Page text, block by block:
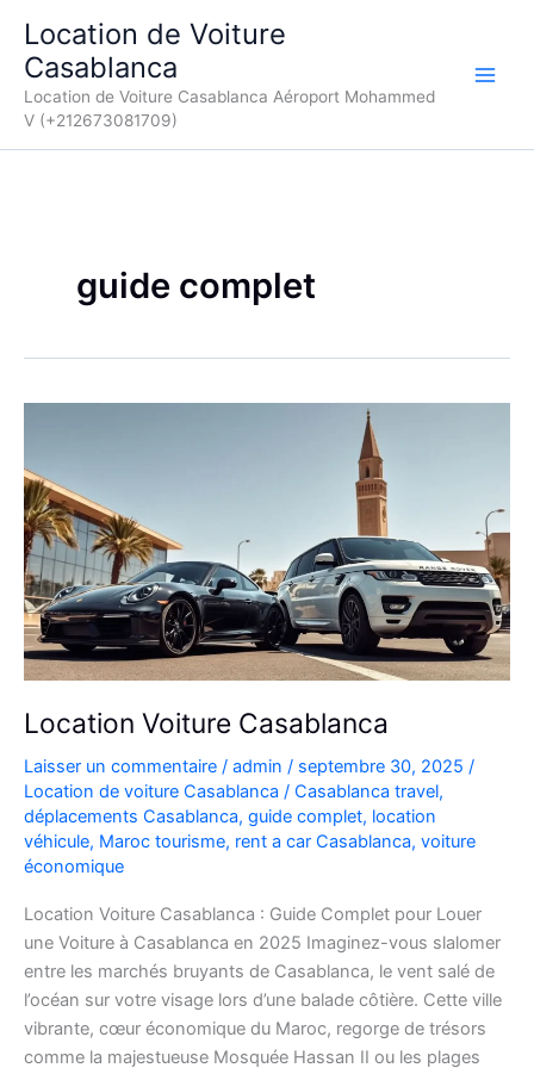
contenu
Location de Voiture
Casablanca
Location de Voiture Casablanca Aéroport Mohammed
V (+212673081709)
guide complet
Location Voiture Casablanca
Laisser un commentaire / admin / septembre 30, 2025 /
Location de voiture Casablanca / Casablanca travel,
déplacements Casablanca, guide complet, location
véhicule, Maroc tourisme, rent a car Casablanca, voiture
économique
Location Voiture Casablanca : Guide Complet pour Louer
une Voiture à Casablanca en 2025 Imaginez-vous slalomer
entre les marchés bruyants de Casablanca, le vent salé de
l’océan sur votre visage lors d’une balade côtière. Cette ville
vibrante, cœur économique du Maroc, regorge de trésors
comme la majestueuse Mosquée Hassan II ou les plages